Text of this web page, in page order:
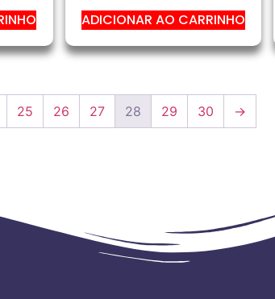
ADICIONAR AO CARRINHO
25 26 27 28 29 30 →